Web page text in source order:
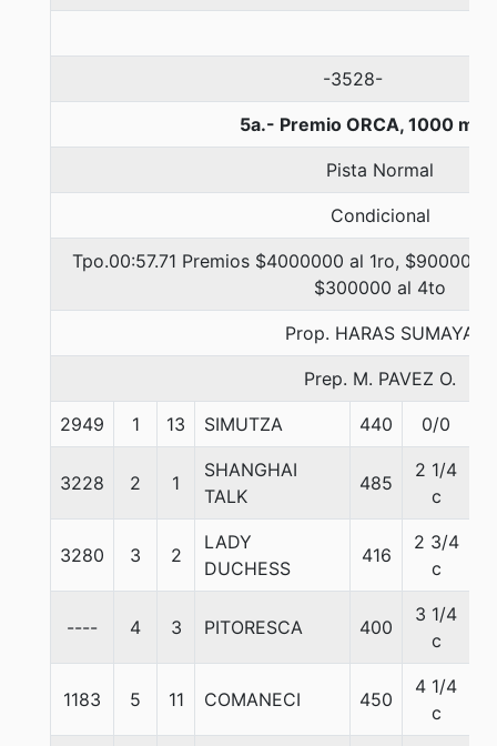
-3528-
5a.- Premio ORCA, 1000
Pista Normal
Condicional
Tpo.00:57.71 Premios $4000000 al 1ro, $900000
$300000 al 4to
Prop. HARAS SUMAYA
Prep. M. PAVEZ O.
2949 1 13 SIMUTZA 440 0/0
3228 2 1
SHANGHAI
TALK
485
2 1/4
c
3280 3 2
LADY
DUCHESS
416
2 3/4
c
---- 4 3 PITORESCA 400
3 1/4
c
1183 5 11 COMANECI 450
4 1/4
c